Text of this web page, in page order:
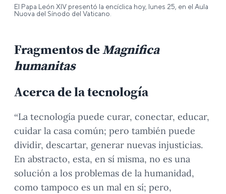
El Papa León XIV presentó la encíclica hoy, lunes 25, en el Aula
Nuova del Sínodo del Vaticano.
Fragmentos deMagnifica
humanitas
Acerca de la tecnología
“La tecnología puede curar, conectar, educar,
cuidar la casa común; pero también puede
dividir, descartar, generar nuevas injusticias.
En abstracto, esta, en sí misma, no es una
solución a los problemas de la humanidad,
como tampoco es un mal en sí; pero,